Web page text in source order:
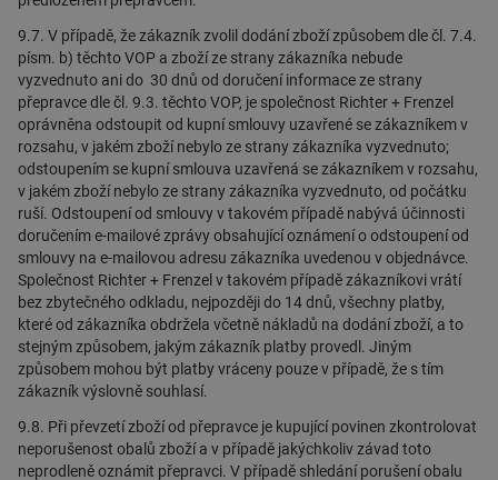
9.7. V případě, že zákazník zvolil dodání zboží způsobem dle čl. 7.4.
písm. b) těchto VOP a zboží ze strany zákazníka nebude
vyzvednuto ani do 30 dnů od doručení informace ze strany
přepravce dle čl. 9.3. těchto VOP, je společnost Richter + Frenzel
oprávněna odstoupit od kupní smlouvy uzavřené se zákazníkem v
rozsahu, v jakém zboží nebylo ze strany zákazníka vyzvednuto;
odstoupením se kupní smlouva uzavřená se zákazníkem v rozsahu,
v jakém zboží nebylo ze strany zákazníka vyzvednuto, od počátku
ruší. Odstoupení od smlouvy v takovém případě nabývá účinnosti
doručením e-mailové zprávy obsahující oznámení o odstoupení od
smlouvy na e-mailovou adresu zákazníka uvedenou v objednávce.
Společnost Richter + Frenzel v takovém případě zákazníkovi vrátí
bez zbytečného odkladu, nejpozději do 14 dnů, všechny platby,
které od zákazníka obdržela včetně nákladů na dodání zboží, a to
stejným způsobem, jakým zákazník platby provedl. Jiným
způsobem mohou být platby vráceny pouze v případě, že s tím
zákazník výslovně souhlasí.
9.8. Při převzetí zboží od přepravce je kupující povinen zkontrolovat
neporušenost obalů zboží a v případě jakýchkoliv závad toto
neprodleně oznámit přepravci. V případě shledání porušení obalu